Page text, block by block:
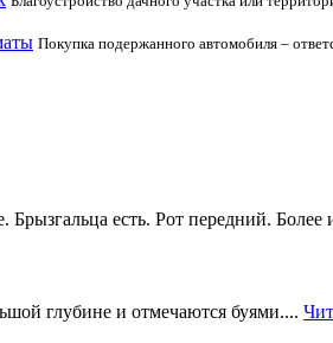
Покупка подержанного автомобиля –
есть. Рот передний. Более
глубине и отмечаются буями....